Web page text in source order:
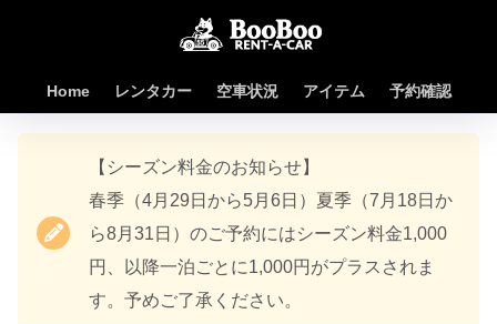
Home レンタカー 空車状況 アイテム 予約確認
【シーズン料金のお知らせ】
春季（4月29日から5月6日）夏季（7月18日か
ら8月31日）のご予約にはシーズン料金1,000
円、以降一泊ごとに1,000円がプラスされま
す。予めご了承ください。